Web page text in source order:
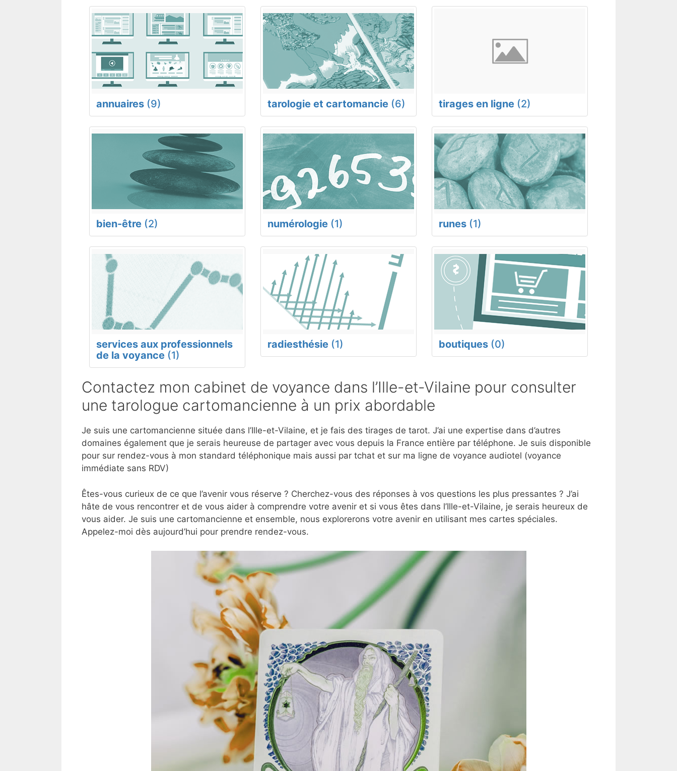
annuaires (9) tarologie et cartomancie (6) tirages en ligne (2)
bien-être (2) numérologie (1) runes (1)
services aux professionnels
de la voyance (1)
radiesthésie (1) boutiques (0)
Contactez mon cabinet de voyance dans l’Ille-et-Vilaine pour consulter
une tarologue cartomancienne à un prix abordable
Je suis une cartomancienne située dans l’Ille-et-Vilaine, et je fais des tirages de tarot. J’ai une expertise dans d’autres
domaines également que je serais heureuse de partager avec vous depuis la France entière par téléphone. Je suis disponible
pour sur rendez-vous à mon standard téléphonique mais aussi par tchat et sur ma ligne de voyance audiotel (voyance
immédiate sans RDV)
Êtes-vous curieux de ce que l’avenir vous réserve ? Cherchez-vous des réponses à vos questions les plus pressantes ? J’ai
hâte de vous rencontrer et de vous aider à comprendre votre avenir et si vous êtes dans l’Ille-et-Vilaine, je serais heureux de
vous aider. Je suis une cartomancienne et ensemble, nous explorerons votre avenir en utilisant mes cartes spéciales.
Appelez-moi dès aujourd’hui pour prendre rendez-vous.